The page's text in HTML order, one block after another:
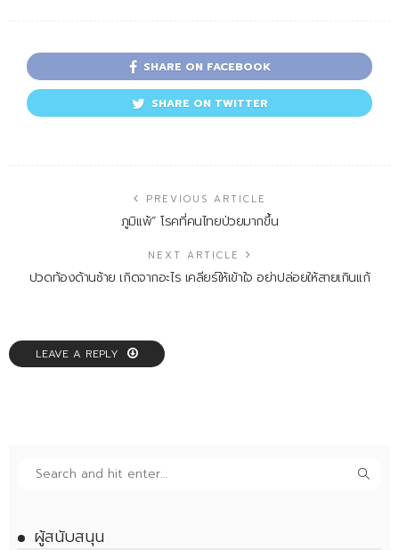
SHARE ON FACEBOOK
SHARE ON TWITTER
PREVIOUS ARTICLE
ภูมิแพ้” โรคที่คนไทยป่วยมากขึ้น
NEXT ARTICLE
ปวดท้องด้านซ้าย เกิดจากอะไร เคลียร์ให้เข้าใจ อย่าปล่อยให้สายเกินแก้
LEAVE A REPLY
ผู้สนับสนุน